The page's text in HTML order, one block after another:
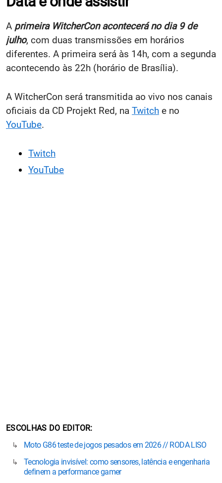
A primeira WitcherCon acontecerá no dia 9 de
julho, com duas transmissões em horários
diferentes. A primeira será às 14h, com a segunda
acontecendo às 22h (horário de Brasília).
A WitcherCon será transmitida ao vivo nos canais
oficiais da CD Projekt Red, na Twitch e no
YouTube.
Twitch
YouTube
ESCOLHAS DO EDITOR
Moto G86 teste de jogos pesados em 2026 // RODA LISO
Tecnologia invisível: como sensores, latência e engenharia
definem a performance gamer